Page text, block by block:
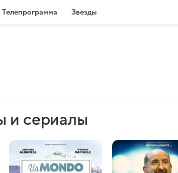
Телепрограмма Звезды
и сериалы